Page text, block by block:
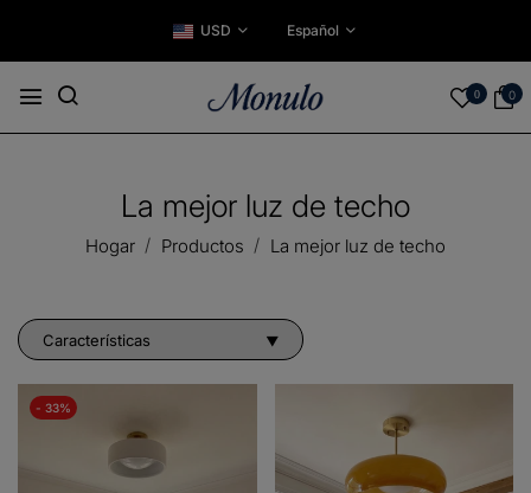
USD Español
0 0
La mejor luz de techo
Hogar Productos La mejor luz de techo
- 33%